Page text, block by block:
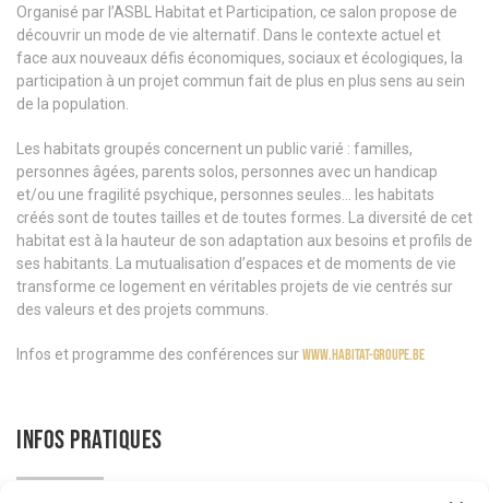
Organisé par l’ASBL Habitat et Participation, ce salon propose de
découvrir un mode de vie alternatif. Dans le contexte actuel et
face aux nouveaux défis économiques, sociaux et écologiques, la
participation à un projet commun fait de plus en plus sens au sein
de la population.
Les habitats groupés concernent un public varié : familles,
personnes âgées, parents solos, personnes avec un handicap
et/ou une fragilité psychique, personnes seules… les habitats
créés sont de toutes tailles et de toutes formes. La diversité de cet
habitat est à la hauteur de son adaptation aux besoins et profils de
ses habitants. La mutualisation d’espaces et de moments de vie
transforme ce logement en véritables projets de vie centrés sur
des valeurs et des projets communs.
Infos et programme des conférences surwww.habitat-groupe.be
INFOS PRATIQUES